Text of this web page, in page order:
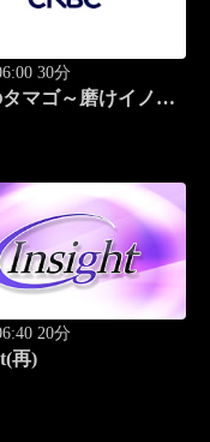
30分
マゴ～磨けイノベ
20分
再)